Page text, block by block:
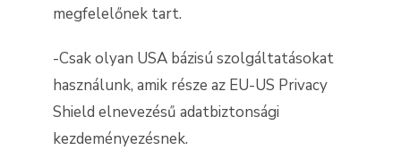
megfelelőnek tart.
-Csak olyan USA bázisú szolgáltatásokat
használunk, amik része az EU-US Privacy
Shield elnevezésű adatbiztonsági
kezdeményezésnek.